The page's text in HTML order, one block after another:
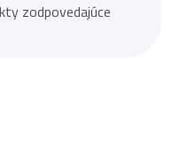
zodpovedajúce